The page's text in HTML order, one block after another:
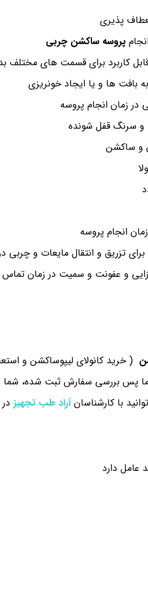
پذیری
پروسه ساکشن چربی
کاربرد برای قسمت های مختلف
بافت ها و یا ایجاد خونریزی
زمان انجام پروسه
و سرنگ قفل شونده
و ساکشن
انجام پروسه
تزریق و انتقال مایعات و
و عفونت و سمیت در زمان
( خرید کانولای لیپوساکشن و
پس بررسی سفارش ثبت شده، شما
با کارشناسانآراد طب تجهیز
عامل دارد